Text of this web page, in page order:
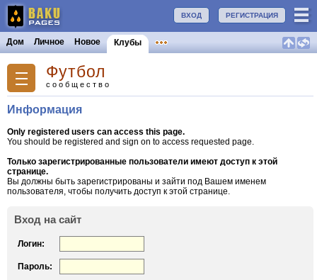
РЕГИСТРАЦИЯ
ВХОД
Дом Личное Новое Клубы
Футбол
сообщество
Информация
Only registered users can access this page.
You should be registered and sign on to access requested page.
Только зарегистрированные пользователи имеют доступ к этой
странице.
Вы должны быть зарегистрированы и зайти под Вашем именем
пользователя, чтобы получить доступ к этой странице.
Вход на сайт
Логин:
Пароль: